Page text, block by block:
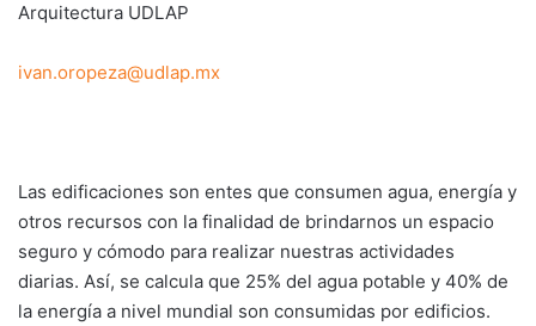
Arquitectura UDLAP
ivan.oropeza@udlap.mx
Las edificaciones son entes que consumen agua, energía y
otros recursos con la finalidad de brindarnos un espacio
seguro y cómodo para realizar nuestras actividades
diarias. Así, se calcula que 25% del agua potable y 40% de
la energía a nivel mundial son consumidas por edificios.